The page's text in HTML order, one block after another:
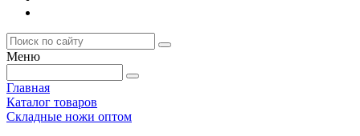
Меню
Главная
Каталог товаров
Складные ножи оптом